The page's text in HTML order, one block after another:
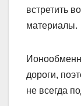
встретить
материалы.
дороги,
не всегда